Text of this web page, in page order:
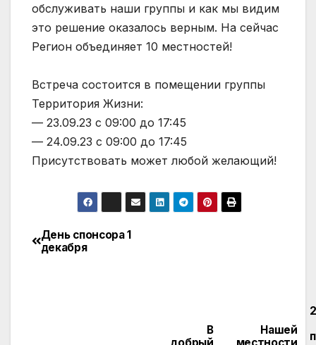
обслуживать наши группы и как мы видим
это решение оказалось верным. На сейчас
Регион объединяет 10 местностей!
Встреча состоится в помещении группы
Территория Жизни:
— 23.09.23 с 09:00 до 17:45
— 24.09.23 с 09:00 до 17:45
Присутствовать может любой желающий!
В
добрый
Нашей
местности
День спонсора 1
декабря